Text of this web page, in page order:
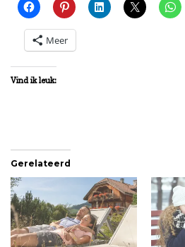
Meer
Vind ik leuk:
Gerelateerd